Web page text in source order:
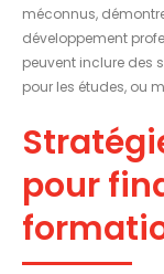
méconnus,
développement
peuvent inclure des
pour les études, ou
pour